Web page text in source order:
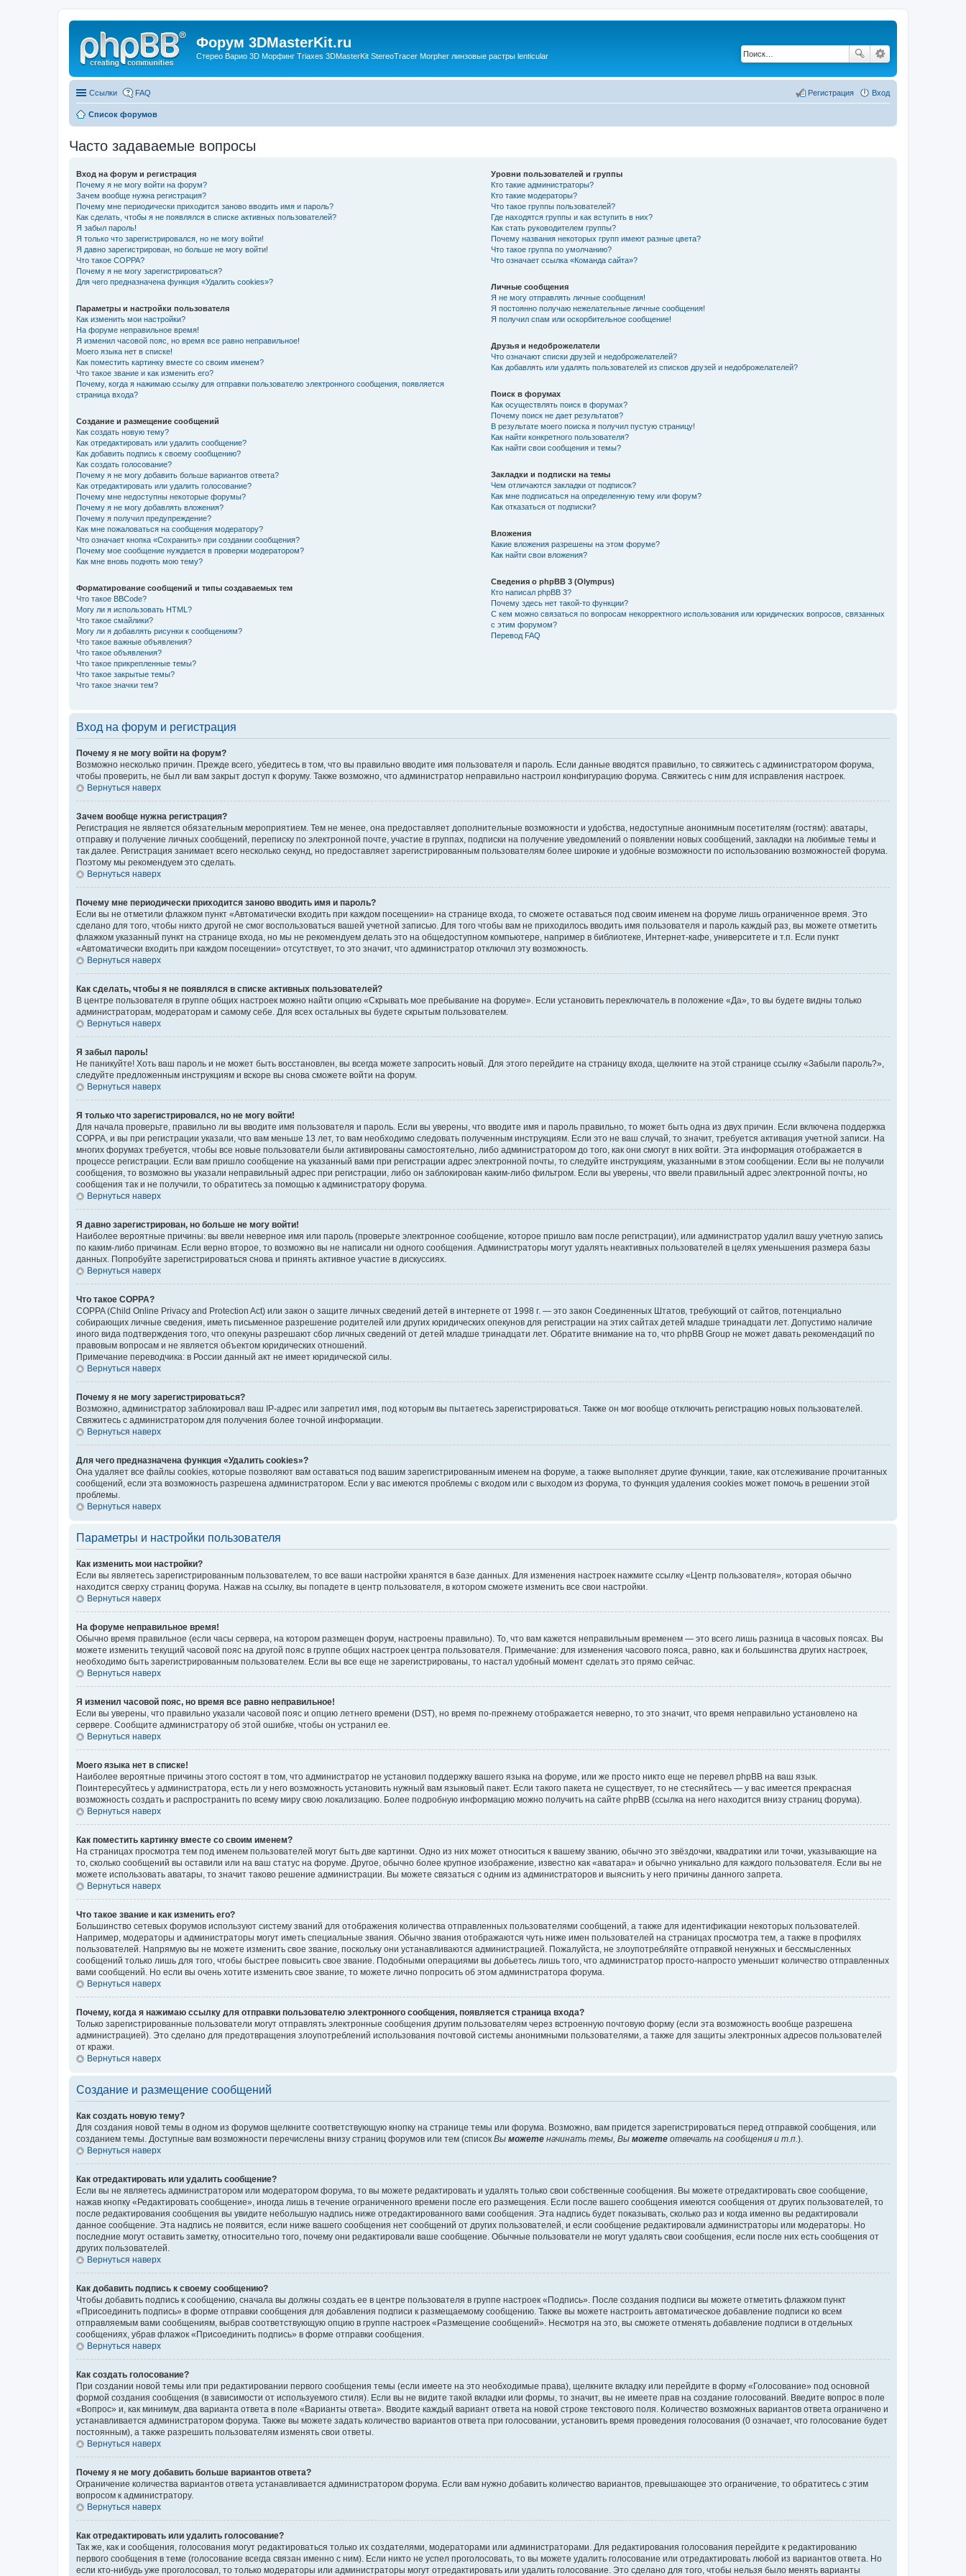
Форум 3DMasterKit.ru
Стерео Варио 3D Морфинг Triaxes 3DMasterKit StereoTracer Morpher линзовые растры lenticular
Ссылки FAQ Вход
Регистрация
Список форумов
Часто задаваемые вопросы
Вход на форум и регистрация
Почему я не могу войти на форум?
Зачем вообще нужна регистрация?
Почему мне периодически приходится заново вводить имя и пароль?
Как сделать, чтобы я не появлялся в списке активных пользователей?
Я забыл пароль!
Я только что зарегистрировался, но не могу войти!
Я давно зарегистрирован, но больше не могу войти!
Что такое COPPA?
Почему я не могу зарегистрироваться?
Для чего предназначена функция «Удалить cookies»?
Параметры и настройки пользователя
Как изменить мои настройки?
На форуме неправильное время!
Я изменил часовой пояс, но время все равно неправильное!
Моего языка нет в списке!
Как поместить картинку вместе со своим именем?
Что такое звание и как изменить его?
Почему, когда я нажимаю ссылку для отправки пользователю электронного сообщения, появляется
страница входа?
Создание и размещение сообщений
Как создать новую тему?
Как отредактировать или удалить сообщение?
Как добавить подпись к своему сообщению?
Как создать голосование?
Почему я не могу добавить больше вариантов ответа?
Как отредактировать или удалить голосование?
Почему мне недоступны некоторые форумы?
Почему я не могу добавлять вложения?
Почему я получил предупреждение?
Как мне пожаловаться на сообщения модератору?
Что означает кнопка «Сохранить» при создании сообщения?
Почему мое сообщение нуждается в проверки модератором?
Как мне вновь поднять мою тему?
Форматирование сообщений и типы создаваемых тем
Что такое BBCode?
Могу ли я использовать HTML?
Что такое смайлики?
Могу ли я добавлять рисунки к сообщениям?
Что такое важные объявления?
Что такое объявления?
Что такое прикрепленные темы?
Что такое закрытые темы?
Что такое значки тем?
Уровни пользователей и группы
Кто такие администраторы?
Кто такие модераторы?
Что такое группы пользователей?
Где находятся группы и как вступить в них?
Как стать руководителем группы?
Почему названия некоторых групп имеют разные цвета?
Что такое группа по умолчанию?
Что означает ссылка «Команда сайта»?
Личные сообщения
Я не могу отправлять личные сообщения!
Я постоянно получаю нежелательные личные сообщения!
Я получил спам или оскорбительное сообщение!
Друзья и недоброжелатели
Что означают списки друзей и недоброжелателей?
Как добавлять или удалять пользователей из списков друзей и недоброжелателей?
Поиск в форумах
Как осуществлять поиск в форумах?
Почему поиск не дает результатов?
В результате моего поиска я получил пустую страницу!
Как найти конкретного пользователя?
Как найти свои сообщения и темы?
Закладки и подписки на темы
Чем отличаются закладки от подписок?
Как мне подписаться на определенную тему или форум?
Как отказаться от подписки?
Вложения
Какие вложения разрешены на этом форуме?
Как найти свои вложения?
Сведения о phpBB 3 (Olympus)
Кто написал phpBB 3?
Почему здесь нет такой-то функции?
С кем можно связаться по вопросам некорректного использования или юридических вопросов, связанных
с этим форумом?
Перевод FAQ
Вход на форум и регистрация
Почему я не могу войти на форум?
Возможно несколько причин. Прежде всего, убедитесь в том, что вы правильно вводите имя пользователя и пароль. Если данные вводятся правильно, то свяжитесь с администратором форума,
чтобы проверить, не был ли вам закрыт доступ к форуму. Также возможно, что администратор неправильно настроил конфигурацию форума. Свяжитесь с ним для исправления настроек.
Вернуться наверх
Зачем вообще нужна регистрация?
Регистрация не является обязательным мероприятием. Тем не менее, она предоставляет дополнительные возможности и удобства, недоступные анонимным посетителям (гостям): аватары,
отправку и получение личных сообщений, переписку по электронной почте, участие в группах, подписки на получение уведомлений о появлении новых сообщений, закладки на любимые темы и
так далее. Регистрация занимает всего несколько секунд, но предоставляет зарегистрированным пользователям более широкие и удобные возможности по использованию возможностей форума.
Поэтому мы рекомендуем это сделать.
Вернуться наверх
Почему мне периодически приходится заново вводить имя и пароль?
Если вы не отметили флажком пункт «Автоматически входить при каждом посещении» на странице входа, то сможете оставаться под своим именем на форуме лишь ограниченное время. Это
сделано для того, чтобы никто другой не смог воспользоваться вашей учетной записью. Для того чтобы вам не приходилось вводить имя пользователя и пароль каждый раз, вы можете отметить
флажком указанный пункт на странице входа, но мы не рекомендуем делать это на общедоступном компьютере, например в библиотеке, Интернет-кафе, университете и т.п. Если пункт
«Автоматически входить при каждом посещении» отсутствует, то это значит, что администратор отключил эту возможность.
Вернуться наверх
Как сделать, чтобы я не появлялся в списке активных пользователей?
В центре пользователя в группе общих настроек можно найти опцию «Скрывать мое пребывание на форуме». Если установить переключатель в положение «Да», то вы будете видны только
администраторам, модераторам и самому себе. Для всех остальных вы будете скрытым пользователем.
Вернуться наверх
Я забыл пароль!
Не паникуйте! Хоть ваш пароль и не может быть восстановлен, вы всегда можете запросить новый. Для этого перейдите на страницу входа, щелкните на этой странице ссылку «Забыли пароль?»,
следуйте предложенным инструкциям и вскоре вы снова сможете войти на форум.
Вернуться наверх
Я только что зарегистрировался, но не могу войти!
Для начала проверьте, правильно ли вы вводите имя пользователя и пароль. Если вы уверены, что вводите имя и пароль правильно, то может быть одна из двух причин. Если включена поддержка
COPPA, и вы при регистрации указали, что вам меньше 13 лет, то вам необходимо следовать полученным инструкциям. Если это не ваш случай, то значит, требуется активация учетной записи. На
многих форумах требуется, чтобы все новые пользователи были активированы самостоятельно, либо администратором до того, как они смогут в них войти. Эта информация отображается в
процессе регистрации. Если вам пришло сообщение на указанный вами при регистрации адрес электронной почты, то следуйте инструкциям, указанными в этом сообщении. Если вы не получили
сообщения, то возможно вы указали неправильный адрес при регистрации, либо он заблокирован каким-либо фильтром. Если вы уверены, что ввели правильный адрес электронной почты, но
сообщения так и не получили, то обратитесь за помощью к администратору форума.
Вернуться наверх
Я давно зарегистрирован, но больше не могу войти!
Наиболее вероятные причины: вы ввели неверное имя или пароль (проверьте электронное сообщение, которое пришло вам после регистрации), или администратор удалил вашу учетную запись
по каким-либо причинам. Если верно второе, то возможно вы не написали ни одного сообщения. Администраторы могут удалять неактивных пользователей в целях уменьшения размера базы
данных. Попробуйте зарегистрироваться снова и принять активное участие в дискуссиях.
Вернуться наверх
Что такое COPPA?
COPPA (Child Online Privacy and Protection Act) или закон о защите личных сведений детей в интернете от 1998 г. — это закон Соединенных Штатов, требующий от сайтов, потенциально
собирающих личные сведения, иметь письменное разрешение родителей или других юридических опекунов для регистрации на этих сайтах детей младше тринадцати лет. Допустимо наличие
иного вида подтверждения того, что опекуны разрешают сбор личных сведений от детей младше тринадцати лет. Обратите внимание на то, что phpBB Group не может давать рекомендаций по
правовым вопросам и не является объектом юридических отношений.
Примечание переводчика: в России данный акт не имеет юридической силы.
Вернуться наверх
Почему я не могу зарегистрироваться?
Возможно, администратор заблокировал ваш IP-адрес или запретил имя, под которым вы пытаетесь зарегистрироваться. Также он мог вообще отключить регистрацию новых пользователей.
Свяжитесь с администратором для получения более точной информации.
Вернуться наверх
Для чего предназначена функция «Удалить cookies»?
Она удаляет все файлы cookies, которые позволяют вам оставаться под вашим зарегистрированным именем на форуме, а также выполняет другие функции, такие, как отслеживание прочитанных
сообщений, если эта возможность разрешена администратором. Если у вас имеются проблемы с входом или с выходом из форума, то функция удаления cookies может помочь в решении этой
проблемы.
Вернуться наверх
Параметры и настройки пользователя
Как изменить мои настройки?
Если вы являетесь зарегистрированным пользователем, то все ваши настройки хранятся в базе данных. Для изменения настроек нажмите ссылку «Центр пользователя», которая обычно
находится сверху страниц форума. Нажав на ссылку, вы попадете в центр пользователя, в котором сможете изменить все свои настройки.
Вернуться наверх
На форуме неправильное время!
Обычно время правильное (если часы сервера, на котором размещен форум, настроены правильно). То, что вам кажется неправильным временем — это всего лишь разница в часовых поясах. Вы
можете изменить текущий часовой пояс на другой пояс в группе общих настроек центра пользователя. Примечание: для изменения часового пояса, равно, как и большинства других настроек,
необходимо быть зарегистрированным пользователем. Если вы все еще не зарегистрированы, то настал удобный момент сделать это прямо сейчас.
Вернуться наверх
Я изменил часовой пояс, но время все равно неправильное!
Если вы уверены, что правильно указали часовой пояс и опцию летнего времени (DST), но время по-прежнему отображается неверно, то это значит, что время неправильно установлено на
сервере. Сообщите администратору об этой ошибке, чтобы он устранил ее.
Вернуться наверх
Моего языка нет в списке!
Наиболее вероятные причины этого состоят в том, что администратор не установил поддержку вашего языка на форуме, или же просто никто еще не перевел phpBB на ваш язык.
Поинтересуйтесь у администратора, есть ли у него возможность установить нужный вам языковый пакет. Если такого пакета не существует, то не стесняйтесь — у вас имеется прекрасная
возможность создать и распространить по всему миру свою локализацию. Более подробную информацию можно получить на сайте phpBB (ссылка на него находится внизу страниц форума).
Вернуться наверх
Как поместить картинку вместе со своим именем?
На страницах просмотра тем под именем пользователей могут быть две картинки. Одно из них может относиться к вашему званию, обычно это звёздочки, квадратики или точки, указывающие на
то, сколько сообщений вы оставили или на ваш статус на форуме. Другое, обычно более крупное изображение, известно как «аватара» и обычно уникально для каждого пользователя. Если вы не
можете использовать аватары, то значит таково решение администрации. Вы можете связаться с одним из администраторов и выяснить у него причины данного запрета.
Вернуться наверх
Что такое звание и как изменить его?
Большинство сетевых форумов используют систему званий для отображения количества отправленных пользователями сообщений, а также для идентификации некоторых пользователей.
Например, модераторы и администраторы могут иметь специальные звания. Обычно звания отображаются чуть ниже имен пользователей на страницах просмотра тем, а также в профилях
пользователей. Напрямую вы не можете изменить свое звание, поскольку они устанавливаются администрацией. Пожалуйста, не злоупотребляйте отправкой ненужных и бессмысленных
сообщений только лишь для того, чтобы быстрее повысить свое звание. Подобными операциями вы добьетесь лишь того, что администратор просто-напросто уменьшит количество отправленных
вами сообщений. Но если вы очень хотите изменить свое звание, то можете лично попросить об этом администратора форума.
Вернуться наверх
Почему, когда я нажимаю ссылку для отправки пользователю электронного сообщения, появляется страница входа?
Только зарегистрированные пользователи могут отправлять электронные сообщения другим пользователям через встроенную почтовую форму (если эта возможность вообще разрешена
администрацией). Это сделано для предотвращения злоупотреблений использования почтовой системы анонимными пользователями, а также для защиты электронных адресов пользователей
от кражи.
Вернуться наверх
Создание и размещение сообщений
Как создать новую тему?
Для создания новой темы в одном из форумов щелкните соответствующую кнопку на странице темы или форума. Возможно, вам придется зарегистрироваться перед отправкой сообщения, или
созданием темы. Доступные вам возможности перечислены внизу страниц форумов или тем (список Вы можете начинать темы, Вы можете отвечать на сообщения и т.п. ).
Вернуться наверх
Как отредактировать или удалить сообщение?
Если вы не являетесь администратором или модератором форума, то вы можете редактировать и удалять только свои собственные сообщения. Вы можете отредактировать свое сообщение,
нажав кнопку «Редактировать сообщение», иногда лишь в течение ограниченного времени после его размещения. Если после вашего сообщения имеются сообщения от других пользователей, то
после редактирования сообщения вы увидите небольшую надпись ниже отредактированного вами сообщения. Эта надпись будет показывать, сколько раз и когда именно вы редактировали
данное сообщение. Эта надпись не появится, если ниже вашего сообщения нет сообщений от других пользователей, и если сообщение редактировали администраторы или модераторы. Но
последние могут оставить заметку, относительно того, почему они редактировали ваше сообщение. Обычные пользователи не могут удалять свои сообщения, если после них есть сообщения от
других пользователей.
Вернуться наверх
Как добавить подпись к своему сообщению?
Чтобы добавить подпись к сообщению, сначала вы должны создать ее в центре пользователя в группе настроек «Подпись». После создания подписи вы можете отметить флажком пункт
«Присоединить подпись» в форме отправки сообщения для добавления подписи к размещаемому сообщению. Также вы можете настроить автоматическое добавление подписи ко всем
отправляемым вами сообщениям, выбрав соответствующую опцию в группе настроек «Размещение сообщений». Несмотря на это, вы сможете отменять добавление подписи в отдельных
сообщениях, убрав флажок «Присоединить подпись» в форме отправки сообщения.
Вернуться наверх
Как создать голосование?
При создании новой темы или при редактировании первого сообщения темы (если имеете на это необходимые права), щелкните вкладку или перейдите в форму «Голосование» под основной
формой создания сообщения (в зависимости от используемого стиля). Если вы не видите такой вкладки или формы, то значит, вы не имеете прав на создание голосований. Введите вопрос в поле
«Вопрос» и, как минимум, два варианта ответа в поле «Варианты ответа». Вводите каждый вариант ответа на новой строке текстового поля. Количество возможных вариантов ответа ограничено и
устанавливается администратором форума. Также вы можете задать количество вариантов ответа при голосовании, установить время проведения голосования (0 означает, что голосование будет
постоянным), а также разрешить пользователям изменять свои ответы.
Вернуться наверх
Почему я не могу добавить больше вариантов ответа?
Ограничение количества вариантов ответа устанавливается администратором форума. Если вам нужно добавить количество вариантов, превышающее это ограничение, то обратитесь с этим
вопросом к администратору.
Вернуться наверх
Как отредактировать или удалить голосование?
Так же, как и сообщения, голосования могут редактироваться только их создателями, модераторами или администраторами. Для редактирования голосования перейдите к редактированию
первого сообщения в теме (голосование всегда связан именно с ним). Если никто не успел проголосовать, то вы можете удалить голосование или отредактировать любой из вариантов ответа. Но
если кто-нибудь уже проголосовал, то только модераторы или администраторы могут отредактировать или удалить голосование. Это сделано для того, чтобы нельзя было менять варианты